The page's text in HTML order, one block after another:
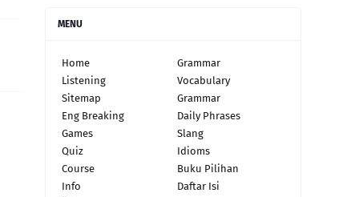
MENU
Home
Grammar
Listening
Vocabulary
Sitemap
Grammar
Eng Breaking
Daily Phrases
Games
Slang
Quiz
Idioms
Course
Buku Pilihan
Info
Daftar Isi